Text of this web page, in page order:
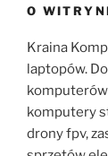
O
Kraina
laptopów.
komputery
drony fpv,